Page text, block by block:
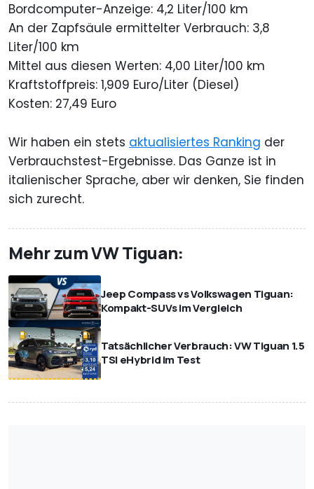
Bordcomputer-Anzeige: 4,2 Liter/100 km
An der Zapfsäule ermittelter Verbrauch: 3,8
Liter/100 km
Mittel aus diesen Werten: 4,00 Liter/100 km
Kraftstoffpreis: 1,909 Euro/Liter (Diesel)
Kosten: 27,49 Euro
Wir haben ein stets aktualisiertes Ranking der
Verbrauchstest-Ergebnisse. Das Ganze ist in
italienischer Sprache, aber wir denken, Sie finden
sich zurecht.
Mehr zum VW Tiguan:
Jeep Compass vs Volkswagen Tiguan:
Kompakt-SUVs im Vergleich
Tatsächlicher Verbrauch: VW Tiguan 1.5
TSI eHybrid im Test